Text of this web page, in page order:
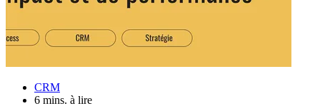
CRM
6 mins. à lire